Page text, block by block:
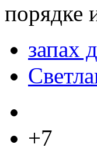
порядке
запах
+7